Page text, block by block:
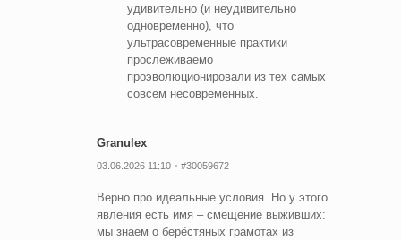
удивительно (и неудивительно
одновременно), что
ультрасовременные практики
прослеживаемо
проэволюционировали из тех самых
совсем несовременных.
Granulex
03.06.2026 11:10 #30059672
Верно про идеальные условия. Но у этого
явления есть имя – смещение выживших:
мы знаем о берёстяных грамотах из